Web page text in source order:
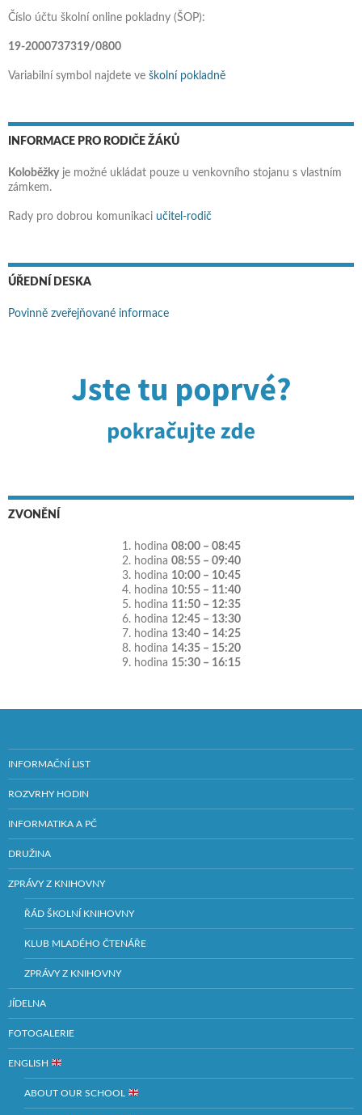
Číslo účtu školní online pokladny (ŠOP):
19-2000737319/0800
Variabilní symbol najdete ve školní pokladně
INFORMACE PRO RODIČE ŽÁKŮ
Koloběžkyje možné ukládat pouze u venkovního stojanu s vlastním
zámkem.
Rady pro dobrou komunikaci učitel-rodič
ÚŘEDNÍ DESKA
Povinně zveřejňované informace
ZVONĚNÍ
1. hodina 08:00 – 08:45
2. hodina 08:55 – 09:40
3. hodina 10:00 – 10:45
4. hodina 10:55 – 11:40
5. hodina 11:50 – 12:35
6. hodina 12:45 – 13:30
7. hodina 13:40 – 14:25
8. hodina 14:35 – 15:20
9. hodina 15:30 – 16:15
INFORMAČNÍ LIST
ROZVRHY HODIN
INFORMATIKA A PČ
DRUŽINA
ZPRÁVY Z KNIHOVNY
ŘÁD ŠKOLNÍ KNIHOVNY
KLUB MLADÉHO ČTENÁŘE
ZPRÁVY Z KNIHOVNY
JÍDELNA
FOTOGALERIE
ENGLISH
ABOUT OUR SCHOOL